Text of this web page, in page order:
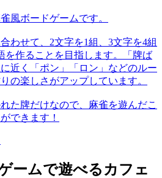
風ボードゲームです。
わせて、2文字を1組、3文字を4組
を作ることを目指します。「牌ば
近く「ポン」「ロン」などのルー
の楽しさがアップしています。
た牌だけなので、麻雀を遊んだこ
できます！
ームで遊べるカフェ